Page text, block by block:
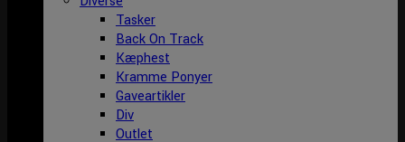
Tasker
Back On Track
Kæphest
Kramme Ponyer
Gaveartikler
Div
Outlet